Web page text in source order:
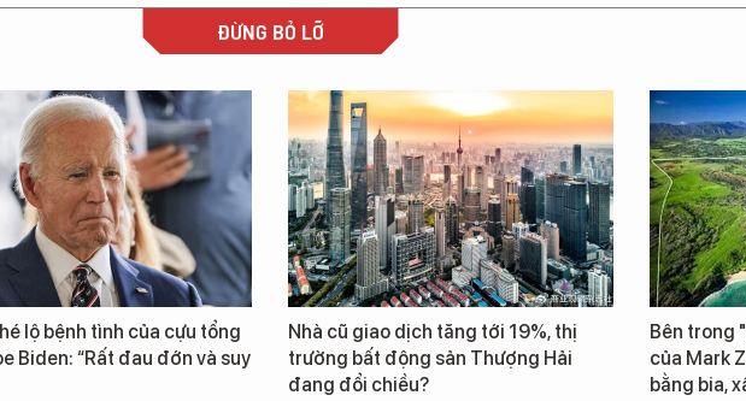
ĐỪNG BỎ LỠ
lộ bệnh tình của cựu tổng
Biden: “Rất đau đớn và suy
Nhà cũ giao dịch tăng tới 19%, thị
trường bất động sản Thượng Hải
đang đổi chiều?
Bên trong
của Mark
bằng bia,